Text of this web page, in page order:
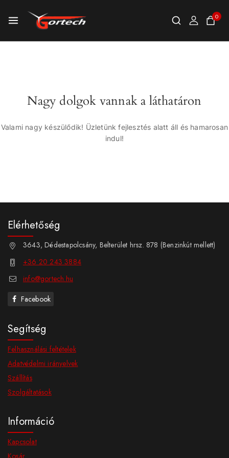
0
Nagy dolgok vannak a láthatáron
Valami nagy készülődik! Üzletünk fejlesztés alatt áll és hamarosan
indul!
Elérhetőség
3643, Dédestapolcsány, Belterület hrsz. 878 (Benzinkút mellett)
+36 20 243 3884
info@gortech.hu
Facebook
Segítség
Felhasználási feltételek
Adatvédelmi irányelvek
Szállítás
Szolgáltatások
Információ
Kapcsolat